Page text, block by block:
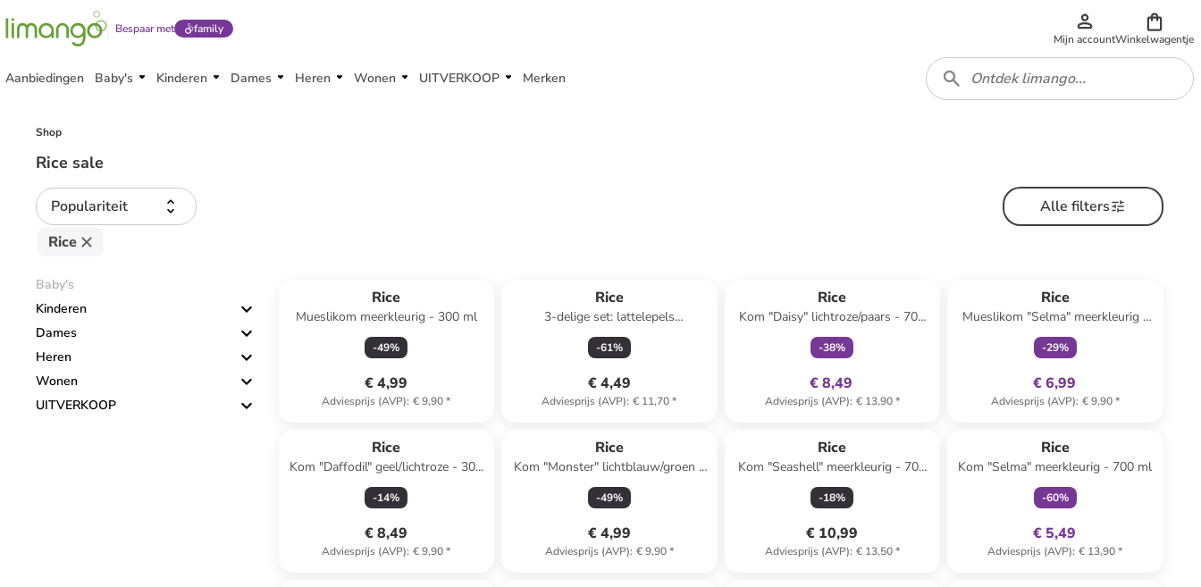
Bespaar met family
Mijn accountWinkelwagentje
Aanbiedingen Baby's Kinderen Dames Heren Wonen UITVERKOOP Merken
Shop
Rice sale
Populariteit
Alle filters
Rice
Baby's
Kinderen
Dames
Heren
Wonen
UITVERKOOP
Rice
Mueslikom meerkleurig - 300 ml
-49%
€ 4,99
Adviesprijs (AVP): € 9,90*
Rice
3-delige set: lattelepels
crème/lichtroze/meerkleurig -
(L)22,5 cm
-61%
€ 4,49
Adviesprijs (AVP): € 11,70*
Rice
Kom "Daisy" lichtroze/paars - 700
ml
-38%
€ 8,49
Adviesprijs (AVP): € 13,90*
Rice
Mueslikom "Selma" meerkleurig -
300 ml
-29%
€ 6,99
Adviesprijs (AVP): € 9,90*
Rice
Kom "Daffodil" geel/lichtroze - 300
ml
-14%
€ 8,49
Adviesprijs (AVP): € 9,90*
Rice
Kom "Monster" lichtblauw/groen -
300 ml
-49%
€ 4,99
Adviesprijs (AVP): € 9,90*
Rice
Kom "Seashell" meerkleurig - 700
ml
-18%
€ 10,99
Adviesprijs (AVP): € 13,50*
Rice
Kom "Selma" meerkleurig - 700 ml
-60%
€ 5,49
Adviesprijs (AVP): € 13,90*